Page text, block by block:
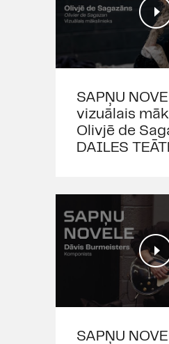
SAPŅU
vizuālais
Olivjē de
DAILES
SAPŅU